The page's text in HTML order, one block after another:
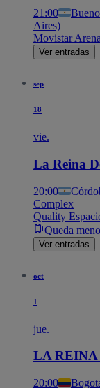
21:00
Aires)
Movistar
Ver entradas
sep
18
vie.
La Reina
20:00
Complex
Quality
Queda
Ver entradas
oct
1
jue.
LA REINA
20:00